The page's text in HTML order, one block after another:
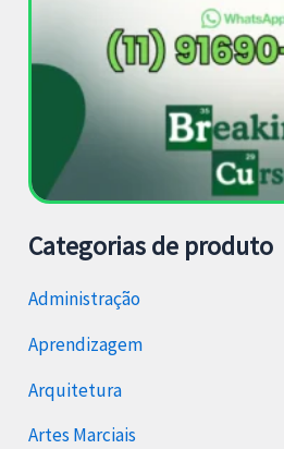
Categorias de produto
Administração
Aprendizagem
Arquitetura
Artes Marciais